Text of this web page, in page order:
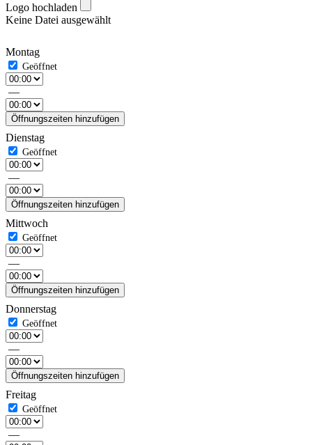
Logo hochladen
Keine Datei ausgewählt
Montag
—
Öffnungszeiten hinzufügen
Dienstag
—
Öffnungszeiten hinzufügen
Mittwoch
—
Öffnungszeiten hinzufügen
Donnerstag
—
Öffnungszeiten hinzufügen
Freitag
—